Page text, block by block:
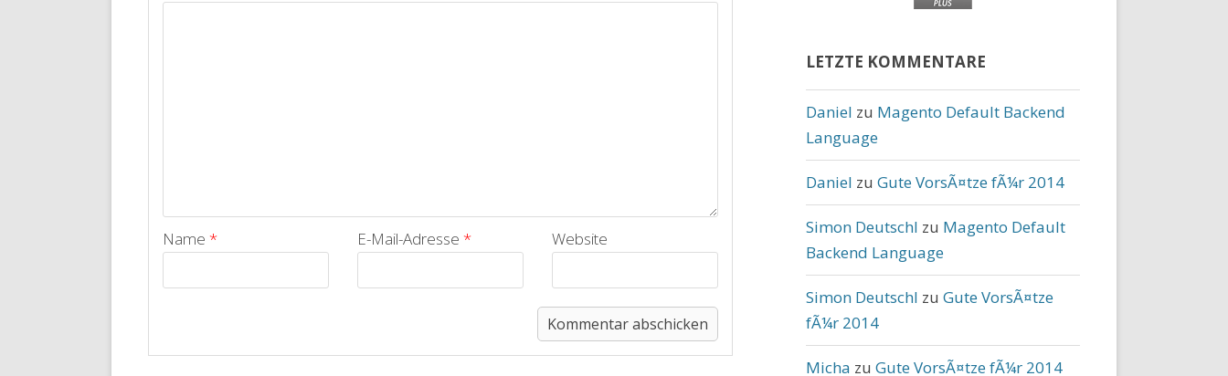
Name * E-Mail-Adresse * Website
LETZTE KOMMENTARE
Daniel zu Magento Default Backend
Language
Daniel zu Gute VorsÃ¤tze fÃ¼r 2014
Simon Deutschl zu Magento Default
Backend Language
Simon Deutschl zu Gute VorsÃ¤tze
fÃ¼r 2014
Micha zu Gute VorsÃ¤tze fÃ¼r 2014